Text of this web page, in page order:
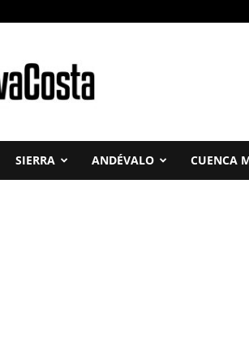
SIERRA ANDÉVALO CUENCA